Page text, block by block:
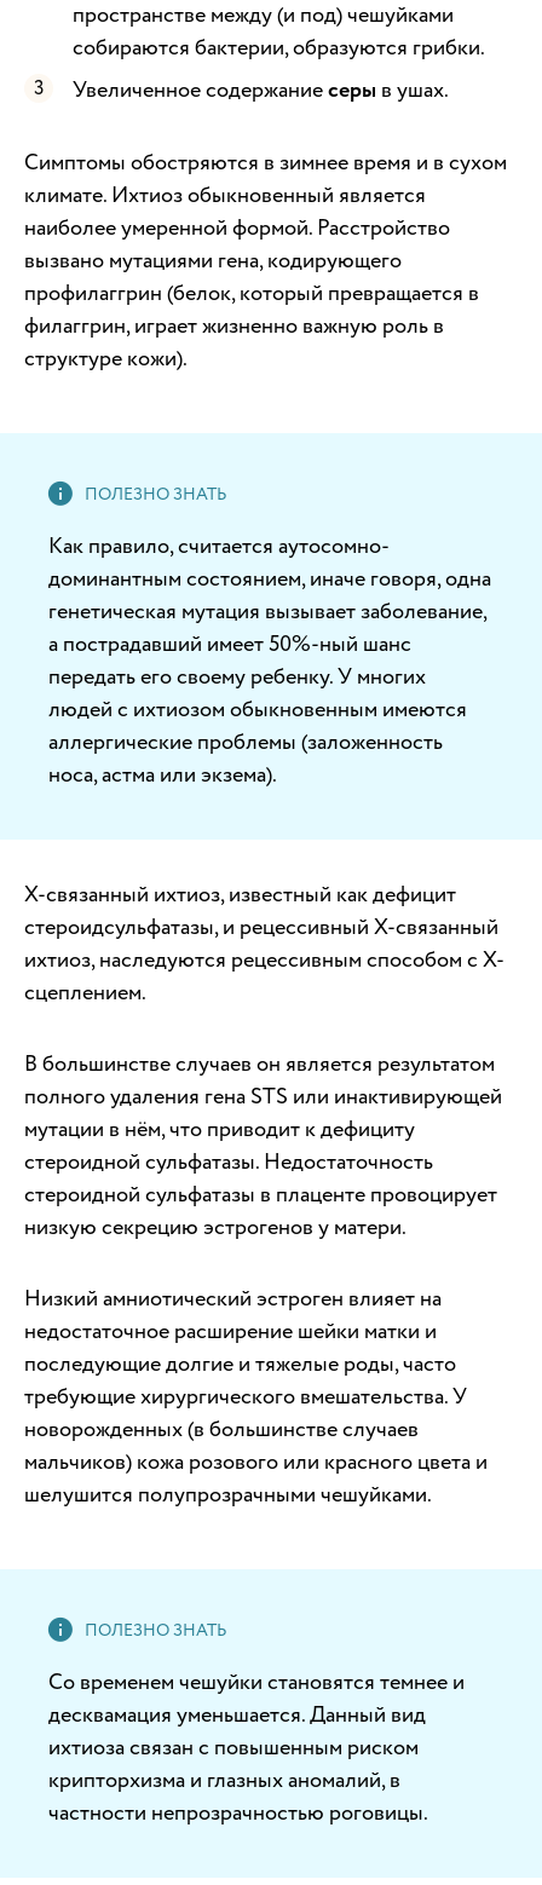
пространстве между (и под) чешуйками
собираются бактерии, образуются грибки.
Увеличенное содержаниесеры в ушах.
Симптомы обостряются в зимнее время и в сухом
климате. Ихтиоз обыкновенный является
наиболее умеренной формой. Расстройство
вызвано мутациями гена, кодирующего
профилаггрин (белок, который превращается в
филаггрин, играет жизненно важную роль в
структуре кожи).
Как правило, считается аутосомно-
доминантным состоянием, иначе говоря, одна
генетическая мутация вызывает заболевание,
а пострадавший имеет 50%-ный шанс
передать его своему ребенку. У многих
людей с ихтиозом обыкновенным имеются
аллергические проблемы (заложенность
носа, астма или экзема).
X-связанный ихтиоз, известный как дефицит
стероидсульфатазы, и рецессивный X-связанный
ихтиоз, наследуются рецессивным способом с Х-
сцеплением.
В большинстве случаев он является результатом
полного удаления гена STS или инактивирующей
мутации в нём, что приводит к дефициту
стероидной сульфатазы. Недостаточность
стероидной сульфатазы в плаценте провоцирует
низкую секрецию эстрогенов у матери.
Низкий амниотический эстроген влияет на
недостаточное расширение шейки матки и
последующие долгие и тяжелые роды, часто
требующие хирургического вмешательства. У
новорожденных (в большинстве случаев
мальчиков) кожа розового или красного цвета и
шелушится полупрозрачными чешуйками.
Со временем чешуйки становятся темнее и
десквамация уменьшается. Данный вид
ихтиоза связан с повышенным риском
крипторхизма и глазных аномалий, в
частности непрозрачностью роговицы.